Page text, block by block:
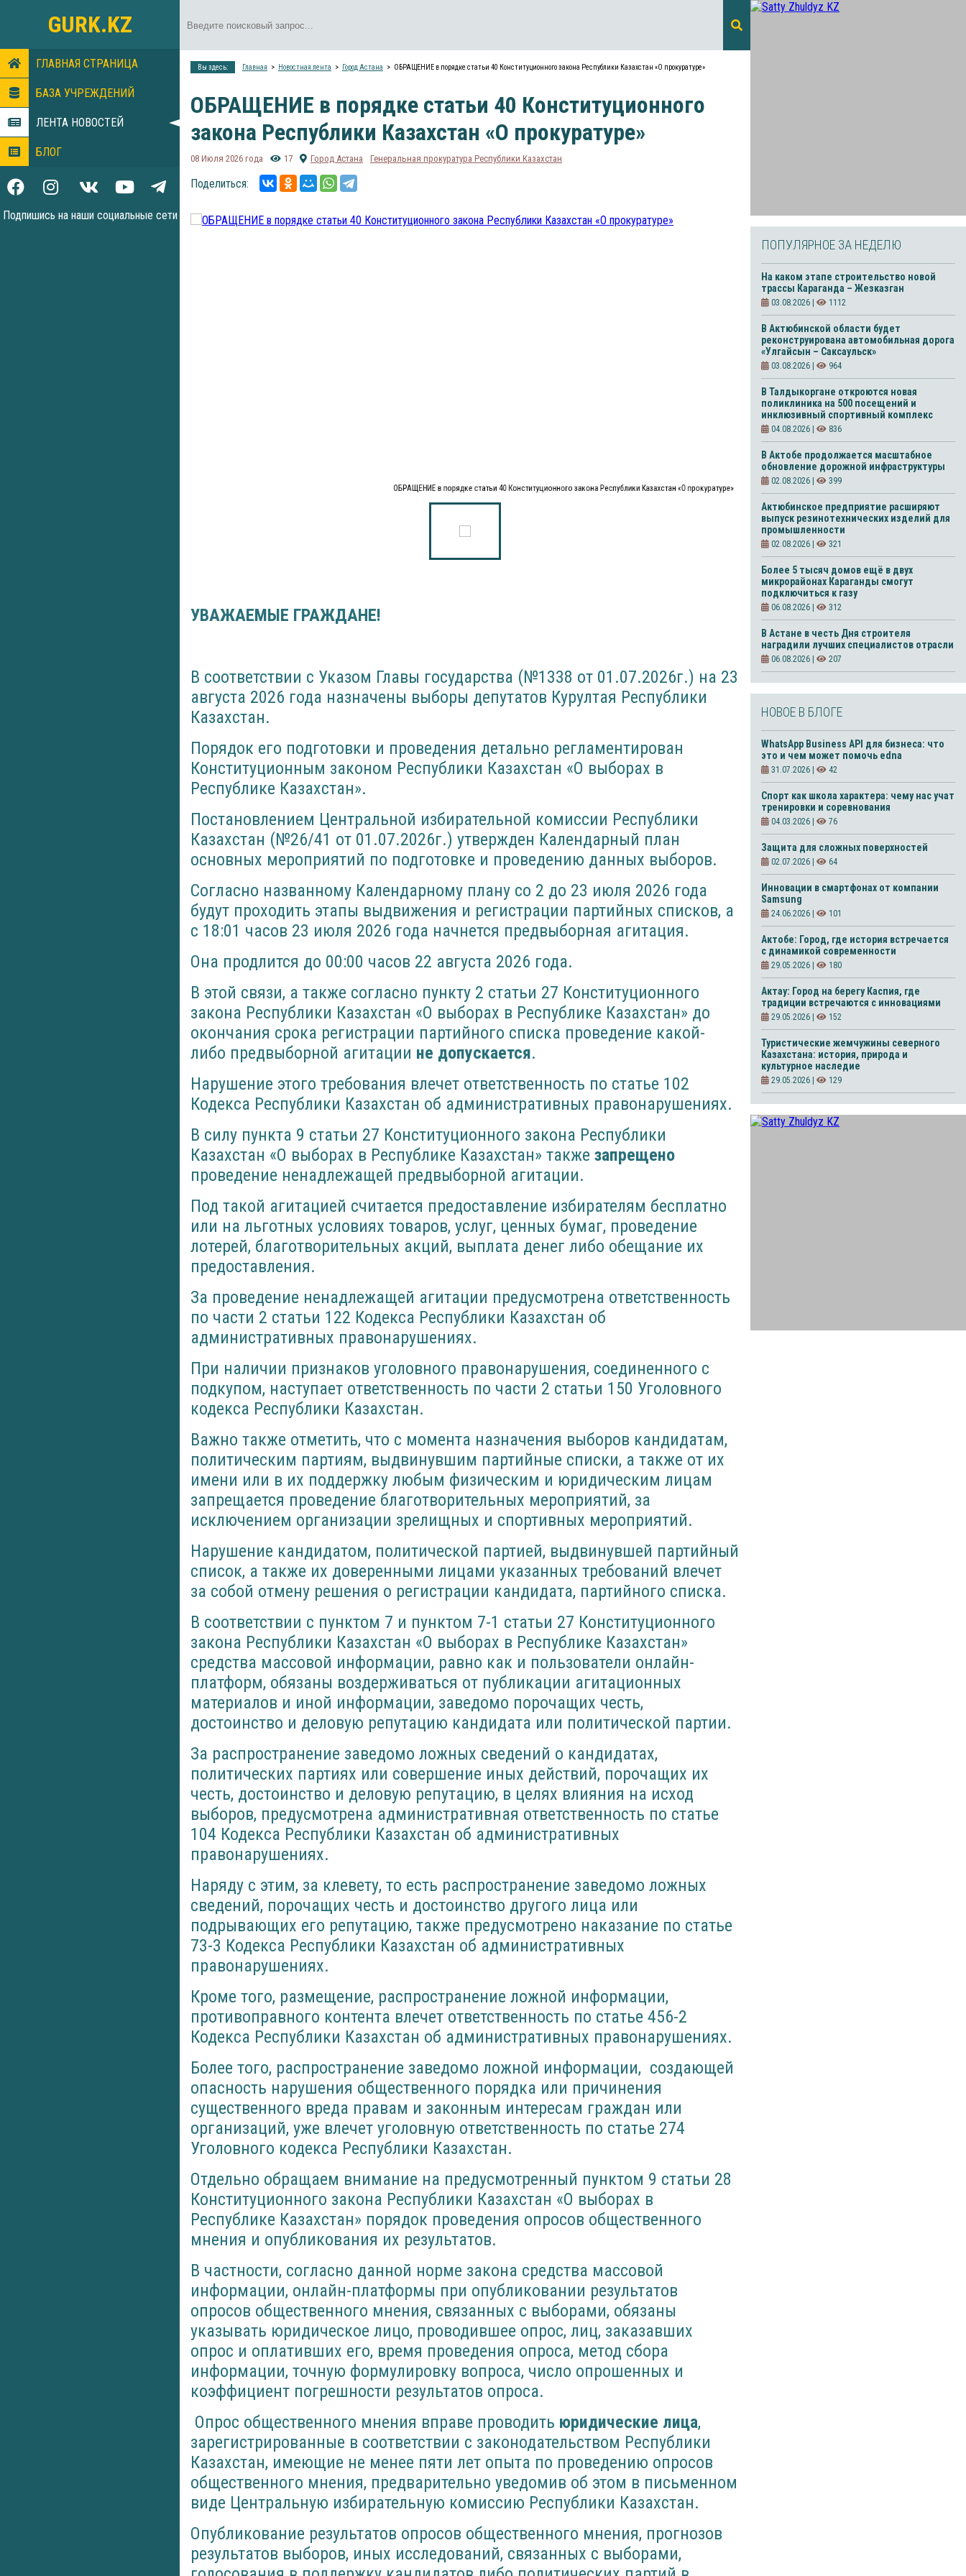
GURK.KZ
ГЛАВНАЯ СТРАНИЦА
БАЗА УЧРЕЖДЕНИЙ
ЛЕНТА НОВОСТЕЙ
БЛОГ
Подпишись на наши социальные сети
Вы здесь: Главная Новостная лента Город Астана ОБРАЩЕНИЕ в порядке статьи 40 Конституционного закона Республики Казахстан «О прокуратуре»
ОБРАЩЕНИЕ в порядке статьи 40 Конституционного
закона Республики Казахстан «О прокуратуре»
08 Июля 2026 года 17 Город Астана Генеральная прокуратура Республики Казахстан
Поделиться:
ОБРАЩЕНИЕ в порядке статьи 40 Конституционного закона Республики Казахстан «О прокуратуре»
УВАЖАЕМЫЕ ГРАЖДАНЕ!
В соответствии с Указом Главы государства (№1338 от 01.07.2026г.) на 23
августа 2026 года назначены выборы депутатов Курултая Республики
Казахстан.
Порядок его подготовки и проведения детально регламентирован
Конституционным законом Республики Казахстан «О выборах в
Республике Казахстан».
Постановлением Центральной избирательной комиссии Республики
Казахстан (№26/41 от 01.07.2026г.) утвержден Календарный план
основных мероприятий по подготовке и проведению данных выборов.
Согласно названному Календарному плану со 2 до 23 июля 2026 года
будут проходить этапы выдвижения и регистрации партийных списков, а
с 18:01 часов 23 июля 2026 года начнется предвыборная агитация.
Она продлится до 00:00 часов 22 августа 2026 года.
В этой связи, а также согласно пункту 2 статьи 27 Конституционного
закона Республики Казахстан «О выборах в Республике Казахстан» до
окончания срока регистрации партийного списка проведение какой-
либо предвыборной агитации не допускается.
Нарушение этого требования влечет ответственность по статье 102
Кодекса Республики Казахстан об административных правонарушениях.
В силу пункта 9 статьи 27 Конституционного закона Республики
Казахстан «О выборах в Республике Казахстан» также запрещено
проведение ненадлежащей предвыборной агитации.
Под такой агитацией считается предоставление избирателям бесплатно
или на льготных условиях товаров, услуг, ценных бумаг, проведение
лотерей, благотворительных акций, выплата денег либо обещание их
предоставления.
За проведение ненадлежащей агитации предусмотрена ответственность
по части 2 статьи 122 Кодекса Республики Казахстан об
административных правонарушениях.
При наличии признаков уголовного правонарушения, соединенного с
подкупом, наступает ответственность по части 2 статьи 150 Уголовного
кодекса Республики Казахстан.
Важно также отметить, что с момента назначения выборов кандидатам,
политическим партиям, выдвинувшим партийные списки, а также от их
имени или в их поддержку любым физическим и юридическим лицам
запрещается проведение благотворительных мероприятий, за
исключением организации зрелищных и спортивных мероприятий.
Нарушение кандидатом, политической партией, выдвинувшей партийный
список, а также их доверенными лицами указанных требований влечет
за собой отмену решения о регистрации кандидата, партийного списка.
В соответствии с пунктом 7 и пунктом 7-1 статьи 27 Конституционного
закона Республики Казахстан «О выборах в Республике Казахстан»
средства массовой информации, равно как и пользователи онлайн-
платформ, обязаны воздерживаться от публикации агитационных
материалов и иной информации, заведомо порочащих честь,
достоинство и деловую репутацию кандидата или политической партии.
За распространение заведомо ложных сведений о кандидатах,
политических партиях или совершение иных действий, порочащих их
честь, достоинство и деловую репутацию, в целях влияния на исход
выборов, предусмотрена административная ответственность по статье
104 Кодекса Республики Казахстан об административных
правонарушениях.
Наряду с этим, за клевету, то есть распространение заведомо ложных
сведений, порочащих честь и достоинство другого лица или
подрывающих его репутацию, также предусмотрено наказание по статье
73-3 Кодекса Республики Казахстан об административных
правонарушениях.
Кроме того, размещение, распространение ложной информации,
противоправного контента влечет ответственность по статье 456-2
Кодекса Республики Казахстан об административных правонарушениях.
Более того, распространение заведомо ложной информации, создающей
опасность нарушения общественного порядка или причинения
существенного вреда правам и законным интересам граждан или
организаций, уже влечет уголовную ответственность по статье 274
Уголовного кодекса Республики Казахстан.
Отдельно обращаем внимание на предусмотренный пунктом 9 статьи 28
Конституционного закона Республики Казахстан «О выборах в
Республике Казахстан» порядок проведения опросов общественного
мнения и опубликования их результатов.
В частности, согласно данной норме закона средства массовой
информации, онлайн-платформы при опубликовании результатов
опросов общественного мнения, связанных с выборами, обязаны
указывать юридическое лицо, проводившее опрос, лиц, заказавших
опрос и оплативших его, время проведения опроса, метод сбора
информации, точную формулировку вопроса, число опрошенных и
коэффициент погрешности результатов опроса.
Опрос общественного мнения вправе проводить юридические лица,
зарегистрированные в соответствии с законодательством Республики
Казахстан, имеющие не менее пяти лет опыта по проведению опросов
общественного мнения, предварительно уведомив об этом в письменном
виде Центральную избирательную комиссию Республики Казахстан.
Опубликование результатов опросов общественного мнения, прогнозов
результатов выборов, иных исследований, связанных с выборами,
ПОПУЛЯРНОЕ ЗА НЕДЕЛЮ
На каком этапе строительство новой
трассы Караганда – Жезказган
03.08.2026 | 1112
В Актюбинской области будет
реконструирована автомобильная дорога
«Улгайсын – Саксаульск»
03.08.2026 | 964
В Талдыкоргане откроются новая
поликлиника на 500 посещений и
инклюзивный спортивный комплекс
04.08.2026 | 836
В Актобе продолжается масштабное
обновление дорожной инфраструктуры
02.08.2026 | 399
Актюбинское предприятие расширяют
выпуск резинотехнических изделий для
промышленности
02.08.2026 | 321
Более 5 тысяч домов ещё в двух
микрорайонах Караганды смогут
подключиться к газу
06.08.2026 | 312
В Астане в честь Дня строителя
наградили лучших специалистов отрасли
06.08.2026 | 207
НОВОЕ В БЛОГЕ
WhatsApp Business API для бизнеса: что
это и чем может помочь edna
31.07.2026 | 42
Спорт как школа характера: чему нас учат
тренировки и соревнования
04.03.2026 | 76
Защита для сложных поверхностей
02.07.2026 | 64
Инновации в смартфонах от компании
Samsung
24.06.2026 | 101
Актобе: Город, где история встречается
с динамикой современности
29.05.2026 | 180
Актау: Город на берегу Каспия, где
традиции встречаются с инновациями
29.05.2026 | 152
Туристические жемчужины северного
Казахстана: история, природа и
культурное наследие
29.05.2026 | 129